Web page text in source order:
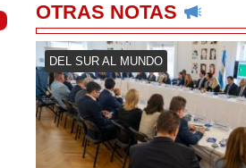
OTRAS NOTAS
DEL SUR AL MUNDO